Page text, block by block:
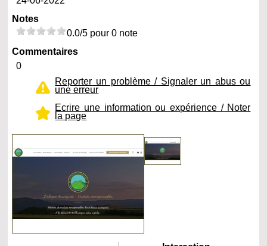
Notes
0.0/5 pour 0 note
Commentaires
0
Reporter un problème / Signaler un abus ou
une erreur
Ecrire une information ou expérience / Noter
la page